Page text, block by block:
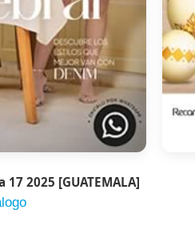
2025 [GUATEMALA]